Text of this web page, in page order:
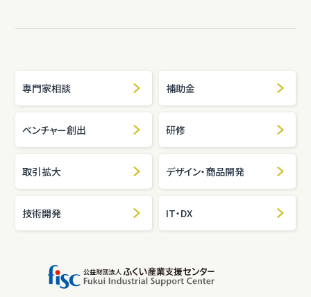
専門家相談 補助金
ベンチャー創出 研修
取引拡大 デザイン・商品開発
技術開発 IT・DX